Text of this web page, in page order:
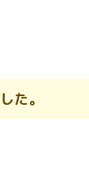
た。